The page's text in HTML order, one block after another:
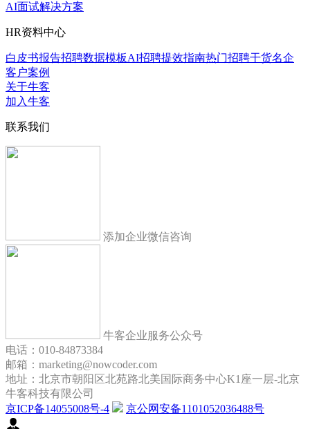
AI面试解决方案
HR资料中心
白皮书报告招聘数据模板AI招聘提效指南热门招聘干货名企
客户案例
关于牛客
加入牛客
联系我们
添加企业微信咨询
牛客企业服务公众号
电话：010-84873384
邮箱：marketing@nowcoder.com
地址：北京市朝阳区北苑路北美国际商务中心K1座一层-北京
牛客科技有限公司
京ICP备14055008号-4
京公网安备1101052036488号